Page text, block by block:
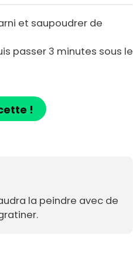
et saupoudrer de
passer 3 minutes sous le
!
la peindre avec de